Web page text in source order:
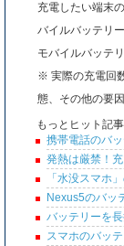
充電したい端末
バイルバッテリー
モバイルバッテ
※ 実際の充電回
態、その他の要
もっとヒット記事
携帯電話のバ
発熱は厳禁！
「水没スマホ
Nexus5のバッ
バッテリーを
スマホのバッ